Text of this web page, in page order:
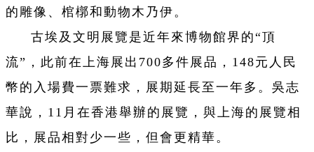
的雕像、棺槨和動物木乃伊。
古埃及文明展覽是近年來博物館界的“頂
流”，此前在上海展出700多件展品，148元人民
幣的入場費一票難求，展期延長至一年多。吳志
華說，11月在香港舉辦的展覽，與上海的展覽相
比，展品相對少一些，但會更精華。